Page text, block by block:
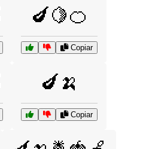
🍆🍋🍊
Copiar
🍆🍌
Copiar